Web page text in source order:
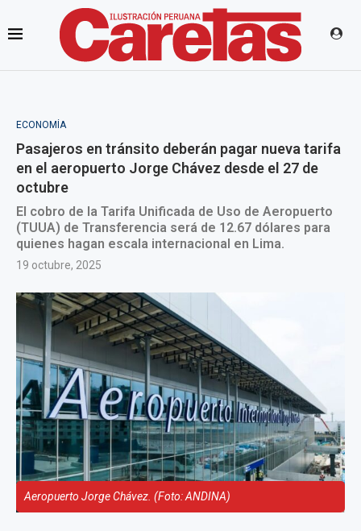
ECONOMÍA
Pasajeros en tránsito deberán pagar nueva tarifa
en el aeropuerto Jorge Chávez desde el 27 de
octubre
El cobro de la Tarifa Unificada de Uso de Aeropuerto
(TUUA) de Transferencia será de 12.67 dólares para
quienes hagan escala internacional en Lima.
19 octubre, 2025
Aeropuerto Jorge Chávez. (Foto: ANDINA)